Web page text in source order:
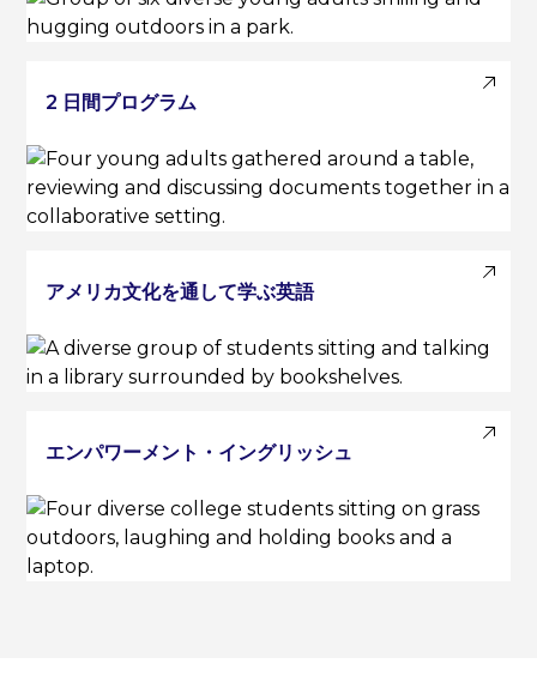
2 日間プログラム
アメリカ文化を通して学ぶ英語
エンパワーメント・イングリッシュ